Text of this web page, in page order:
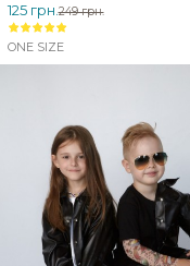
249 грн.
125 грн.
ONE SIZE